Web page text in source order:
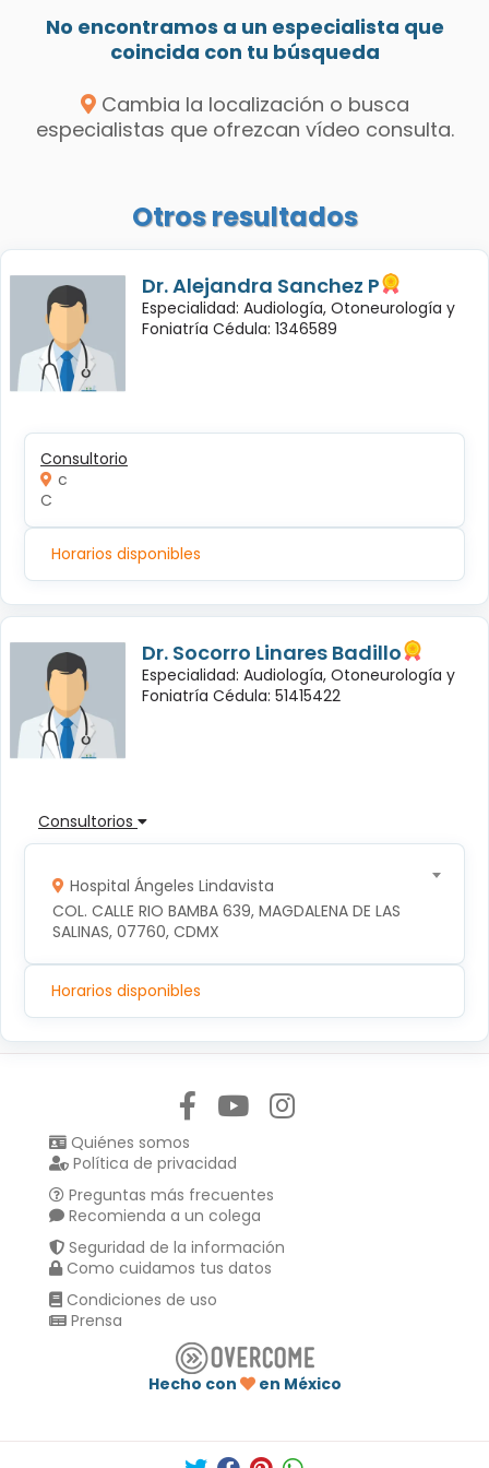
No encontramos a un especialista que
coincida con tu búsqueda
Cambia la localización o busca
especialistas que ofrezcan vídeo consulta.
Otros resultados
Dr. Alejandra Sanchez P
Especialidad: Audiología, Otoneurología y
Foniatría Cédula: 1346589
Consultorio
c
C
Horarios disponibles
Dr. Socorro Linares Badillo
Especialidad: Audiología, Otoneurología y
Foniatría Cédula: 51415422
Consultorios
Hospital Ángeles Lindavista
COL. CALLE RIO BAMBA 639, MAGDALENA DE LAS
SALINAS, 07760, CDMX
Horarios disponibles
Quiénes somos
Política de privacidad
Preguntas más frecuentes
Recomienda a un colega
Seguridad de la información
Como cuidamos tus datos
Condiciones de uso
Prensa
Hecho con
en México